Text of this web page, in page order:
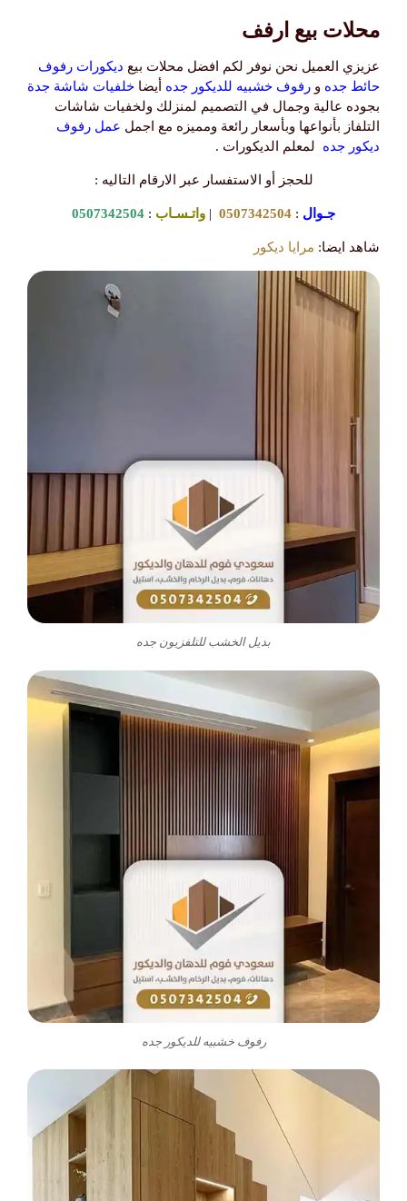
محلات بيع ارفف
عزيزي العميل نحن نوفر لكم افضل محلات بيع ديكورات رفوف
حائط جده و رفوف خشبيه للديكور جده أيضا خلفيات شاشة جدة
بجوده عالية وجمال في التصميم لمنزلك ولخفيات شاشات
التلفاز بأنواعها وبأسعار رائعة ومميزه مع اجمل عمل رفوف
ديكور جده
لمعلم الديكورات .
للحجز أو الاستفسار عبر الارقام التاليه :
جـوال :
0507342504
| واتـسـاب :
0507342504
شاهد ايضا: مرايا ديكور
بديل الخشب للتلفزيون جده
رفوف خشبيه للديكور جده